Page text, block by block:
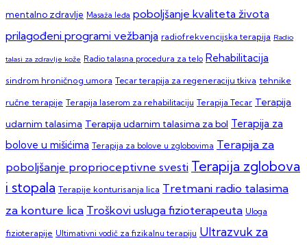
mentalno zdravlje Masaža leđa poboljšanje kvaliteta života
prilagođeni programi vežbanja radiofrekvencijska terapija Radio
talasi za zdravlje kože Radio talasna procedura za telo Rehabilitacija
sindrom hroničnog umora Tecar terapija za regeneraciju tkiva tehnike
ručne terapije Terapija laserom za rehabilitaciju Terapija Tecar Terapija
udarnim talasima Terapija udarnim talasima za bol Terapija za
bolove u mišićima Terapija za bolove u zglobovima Terapija za
poboljšanje proprioceptivne svesti Terapija zglobova
i stopala Terapije konturisanja lica Tretmani radio talasima
za konture lica Troškovi usluga fizioterapeuta Uloga
fizioterapije Ultimativni vodič za fizikalnu terapiju Ultrazvuk za